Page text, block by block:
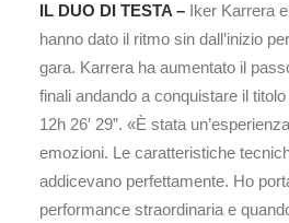
IL DUO DI TESTA – Iker Karrera
hanno dato il ritmo sin dall’inizio
gara. Karrera ha aumentato il
finali andando a conquistare il
12h 26′ 29”. «È stata
emozioni. Le caratteristiche
addicevano perfettamente. Ho
performance straordinaria e